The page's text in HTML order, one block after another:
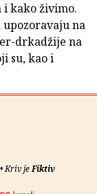
i kako živimo.
na
drkadžije na
su, kao i
Kriv jeFiktiv